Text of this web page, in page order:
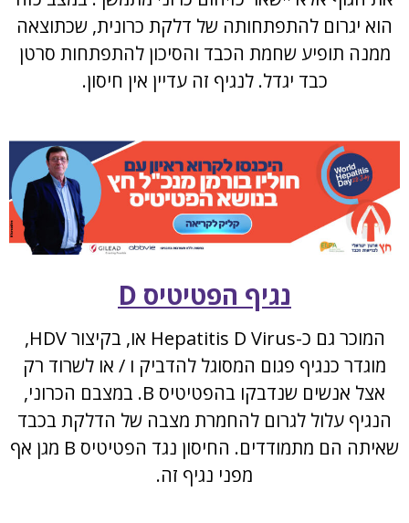
הוא יגרום להתפתחותה של דלקת כרונית, שכתוצאה
ממנה תופיע שחמת הכבד והסיכון להתפתחות סרטן
כבד יגדל. לנגיף זה עדיין אין חיסון.
נגיף הפטיטיס D
המוכר גם כ-Hepatitis D Virus או, בקיצור HDV,
מוגדר כנגיף פגום המסוגל להדביק ו / או לשרוד רק
אצל אנשים שנדבקו בהפטיטיס B. במצבם הכרוני,
הנגיף עלול לגרום להחמרת מצבה של הדלקת בכבד
שאיתה הם מתמודדים. החיסון נגד הפטיטיס B מגן אף
מפני נגיף זה.